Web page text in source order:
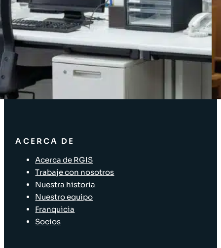
Acceso Clientes
SOLUCIONES
Soluciones de inventario
Soluciones empresariales
Soluciones para la cadena de suministro
Etiquetado de activos
ACERCA DE
Acerca de RGIS
Trabaje con nosotros
Nuestra historia
Nuestro equipo
Franquicia
Socios